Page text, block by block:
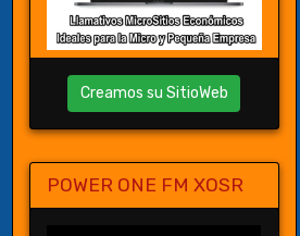
Creamos su SitioWeb
POWER ONE FM XOSR